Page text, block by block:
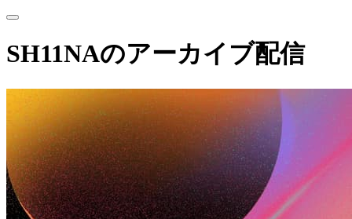
SH11NAのアーカイブ配信